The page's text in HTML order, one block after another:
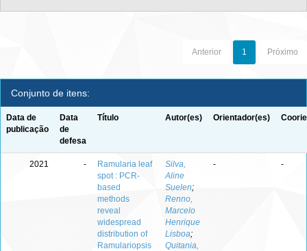
Anterior 1 Próximo
Conjunto de itens:
Data de
publicação
Data
de
defesa
Título Autor(es) Orientador(es)
2021 -
Ramularia leaf
spot : PCR-
based
methods
reveal
widespread
distribution of
Ramulariopsis
Silva,
Aline
Suelen;
Renno,
Marcelo
Henrique
Lisboa;
Quitania,
- -